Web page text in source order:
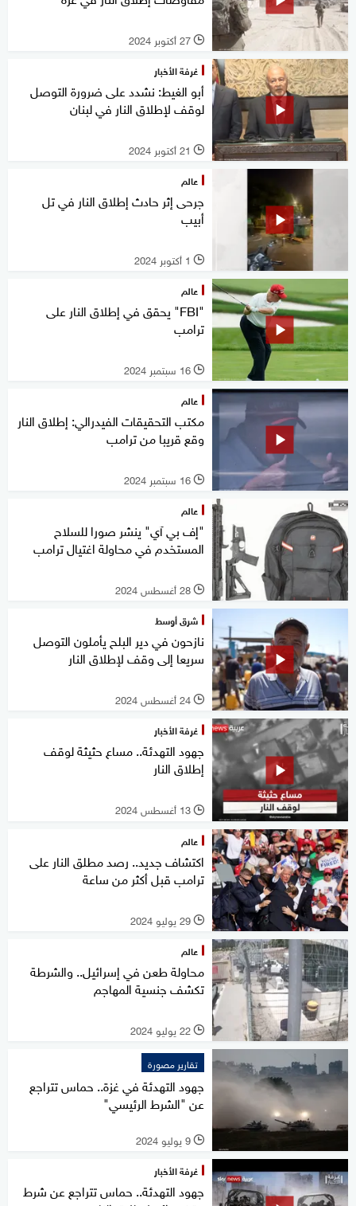
l 27 أكتوبر 2024
غرفة الأخبار
أبو الغيط: نشدد على ضرورة التوصل
لوقف لإطلاق النار في لبنان
l 21 أكتوبر 2024
عالم
جرحى إثر حادث إطلاق النار في تل
أبيب
l 1 أكتوبر 2024
عالم
"FBI" يحقق في إطلاق النار على
ترامب
l 16 سبتمبر 2024
عالم
مكتب التحقيقات الفيدرالي: إطلاق النار
وقع قريبا من ترامب
l 16 سبتمبر 2024
عالم
"إف بي آي" ينشر صورا للسلاح
المستخدم في محاولة اغتيال ترامب
l 28 أغسطس 2024
شرق أوسط
نازحون في دير البلح يأملون التوصل
سريعا إلى وقف لإطلاق النار
l 24 أغسطس 2024
غرفة الأخبار
جهود التهدئة.. مساع حثيثة لوقف
إطلاق النار
l 13 أغسطس 2024
عالم
اكتشاف جديد.. رصد مطلق النار على
ترامب قبل أكثر من ساعة
l 29 يوليو 2024
عالم
محاولة طعن في إسرائيل.. والشرطة
تكشف جنسية المهاجم
l 22 يوليو 2024
تقارير مصورة
جهود التهدئة في غزة.. حماس تتراجع
عن "الشرط الرئيسي"
l 9 يوليو 2024
غرفة الأخبار
جهود التهدئة.. حماس تتراجع عن شرط